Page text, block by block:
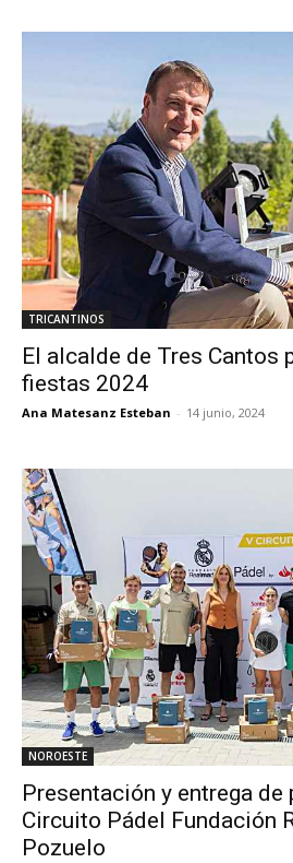
TRICANTINOS
El alcalde de Tres Cantos
fiestas 2024
Ana Matesanz Esteban - 14 junio, 2024
NOROESTE
Presentación y entrega de
Circuito Pádel Fundación
Pozuelo